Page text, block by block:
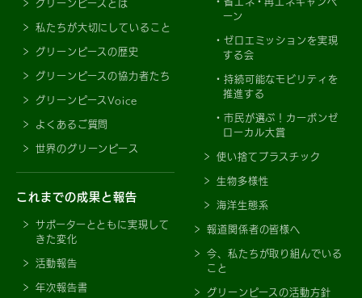
グリーンピースとは
私たちが大切にしていること
グリーンピースの歴史
グリーンピースの協力者たち
グリーンピースVoice
よくあるご質問
世界のグリーンピース
これまでの成果と報告
サポーターとともに実現して
きた変化
活動報告
年次報告書
ーン
ゼロエミッションを実現
する会
持続可能なモビリティを
推進する
市民が選ぶ！カーボンゼ
ローカル大賞
使い捨てプラスチック
生物多様性
海洋生態系
報道関係者の皆様へ
今、私たちが取り組んでいる
こと
グリーンピースの活動方針